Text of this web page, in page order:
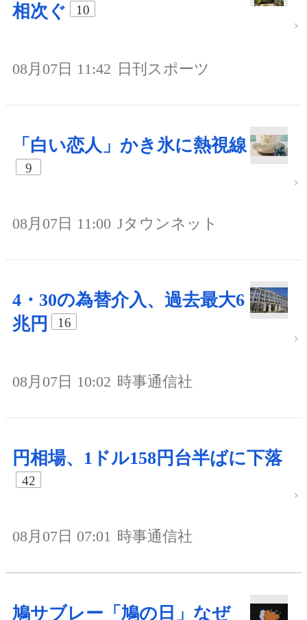
相次ぐ
10
08月07日 11:42 日刊スポーツ
「白い恋人」かき氷に熱視線
9
08月07日 11:00 Jタウンネット
4・30の為替介入、過去最大6
兆円
16
08月07日 10:02 時事通信社
円相場、1ドル158円台半ばに下落
42
08月07日 07:01 時事通信社
鳩サブレー「鳩の日」なぜ